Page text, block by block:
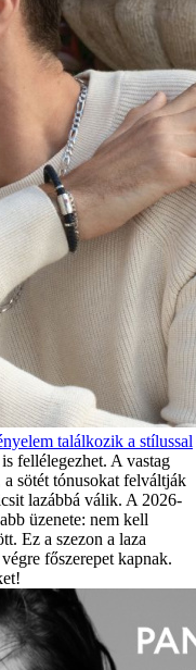
találkozik a stílussal
fellélegezhet. A vastag
sötét tónusokat felváltják
lazábbá válik. A 2026-
üzenete: nem kell
Ez a szezon a laza
főszerepet kapnak.